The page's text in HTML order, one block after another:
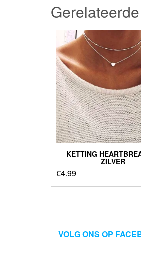
KETTING
ZILVER
€4.99
VOLG ONS OP